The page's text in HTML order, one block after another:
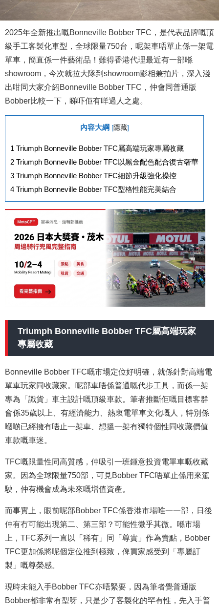
2025年全新推出嘅Bonneville Bobber TFC，是代表品牌嘅頂
級手工客製化車型，全球限量750台，呢架車唔單止係一架電
單車，簡直係一件藝術品！難得香港代理最近有一部喺
showroom，今次就拉大隊到showroom影相兼拍片，深入淺
出咁同大家介紹Bonneville Bobber TFC，仲會同普通版
Bobber比較一下，睇吓佢有咩過人之處。
內容大綱 [隱藏]
1 Triumph Bonneville Bobber TFC屬高端玩家專屬收藏
2 Triumph Bonneville Bobber TFC以黑金配色配合復古奢華
3 Triumph Bonneville Bobber TFC細節升級強化操控
4 Triumph Bonneville Bobber TFC型格性能完美結合
Triumph Bonneville Bobber TFC屬高端玩家
專屬收藏
Bonneville Bobber TFC嘅市場定位好明確，就係針對高端電
單車玩家同收藏家。呢部車唔係普通嘅代步工具，而係一架
專為「識貨」車主設計嘅頂級車款。筆者推斷佢嘅目標客群
會係35歲以上、有經濟能力、熱衷電單車文化嘅人，特別係
嗰啲已經擁有唔止一架車、想搵一架有獨特個性同收藏價值
車款嘅車迷。
TFC嘅限量性同高質感，仲吸引一班鍾意投資電單車嘅收藏
家。因為全球限量750部，可見Bobber TFC唔單止係用來駕
駛，仲有機會成為未來嘅增值資產。
而事實上，眼前呢部Bobber TFC係香港市場唯一一部，日後
仲有冇可能出現第二、第三部？可能性微乎其微。喺市場
上，TFC系列一直以「稀有」同「尊貴」作為賣點，Bobber
TFC更加係將呢個定位推到極致，俾買家感受到「專屬訂
製」嘅尊榮感。
現時未能入手Bobber TFC亦唔緊要，因為筆者覺普通版
Bobber都非常有型呀，只是少了客製化的罕有性，先入手普